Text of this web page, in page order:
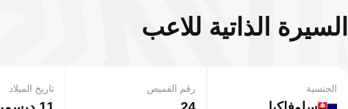
السيرة الذاتية للاعب
الجنسية رقم القميص تاريخ الميلاد